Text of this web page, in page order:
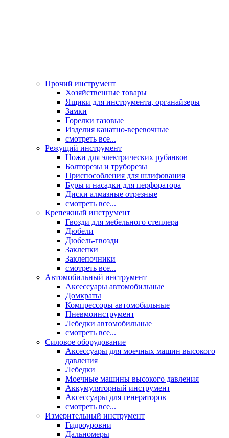
Прочий инструмент
Хозяйственные товары
Ящики для инструмента, органайзеры
Замки
Горелки газовые
Изделия канатно-веревочные
смотреть все...
Режущий инструмент
Ножи для электрических рубанков
Болторезы и труборезы
Приспособления для шлифования
Буры и насадки для перфоратора
Диски алмазные отрезные
смотреть все...
Крепежный инструмент
Гвозди для мебельного степлера
Дюбели
Дюбель-гвозди
Заклепки
Заклепочники
смотреть все...
Автомобильный инструмент
Аксессуары автомобильные
Домкраты
Компрессоры автомобильные
Пневмоинструмент
Лебедки автомобильные
смотреть все...
Силовое оборудование
Аксессуары для моечных машин высокого
давления
Лебедки
Моечные машины высокого давления
Аккумуляторный инструмент
Аксессуары для генераторов
смотреть все...
Измерительный инструмент
Гидроуровни
Дальномеры